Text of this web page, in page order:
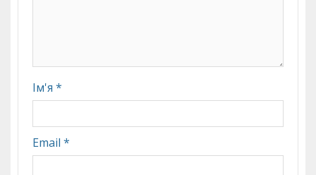
Ім'я *
Email *